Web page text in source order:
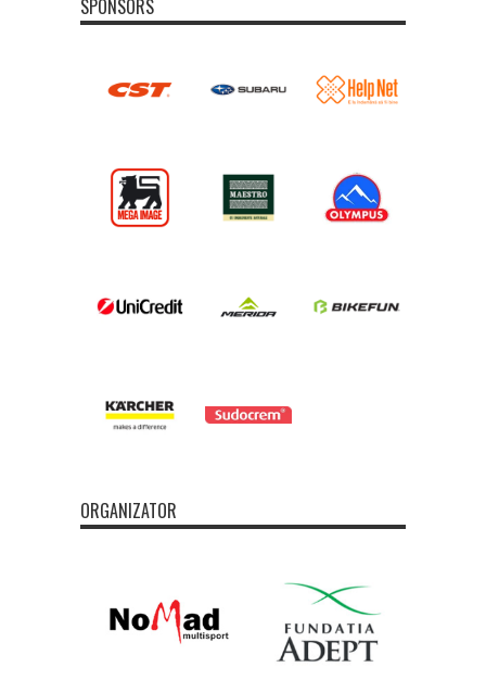
SPONSORS
ORGANIZATOR